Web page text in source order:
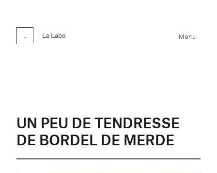
Le Labo Menu
UN PEU DE TENDRESSE
DE BORDEL DE MERDE